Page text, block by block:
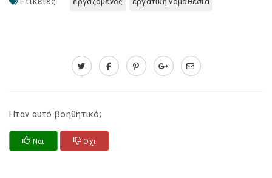
Ηταν αυτό βοηθητικό;
Ναι Οχι